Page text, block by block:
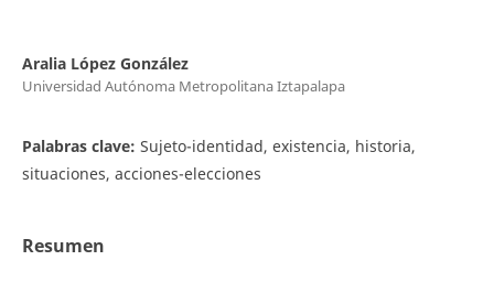
Aralia López González
Universidad Autónoma Metropolitana Iztapalapa
Palabras clave: Sujeto-identidad, existencia, historia,
situaciones, acciones-elecciones
Resumen